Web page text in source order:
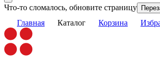
Что-то сломалось, обновите страницу
Главная Каталог Корзина